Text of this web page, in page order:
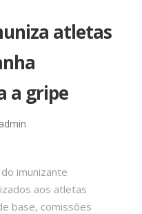
atletas
a gripe
admin
imunizante
aos atletas
base, comissões